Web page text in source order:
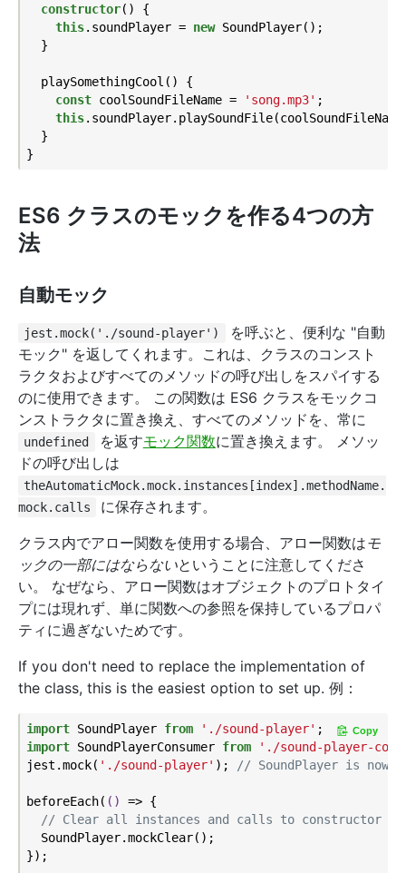
constructor() {
this.soundPlayer = new SoundPlayer();
  }
  playSomethingCool() {
const coolSoundFileName = 'song.mp3' ;
this
  }
ES6 クラスのモックを作る4つの方
法
自動モック
jest.mock('./sound-player')
を呼ぶと、便利な "自動
モック" を返してくれます。これは、クラスのコンスト
ラクタおよびすべてのメソッドの呼び出しをスパイする
のに使用できます。 この関数は ES6 クラスをモックコ
ンストラクタに置き換え、すべてのメソッドを、常に
undefined を返すモック関数に置き換えます。 メソッ
ドの呼び出しは
theAutomaticMock.mock.instances[index].methodName.
mock.calls
に保存されます。
クラス内でアロー関数を使用する場合、アロー関数はモ
ックの一部にはならないということに注意してくださ
い。 なぜなら、アロー関数はオブジェクトのプロトタイ
プには現れず、単に関数への参照を保持しているプロパ
ティに過ぎないためです。
If you don't need to replace the implementation of
the class, this is the easiest option to set up. 例：
import SoundPlayer from './sound-player'
import SoundPlayerConsumer from
'./sound-player-
jest.mock( './sound-player' ); // SoundPlayer is now
beforeEach( () => {
// Clear all instances and calls to constructor
  SoundPlayer.mockClear();
});
Copy